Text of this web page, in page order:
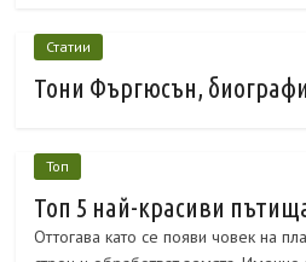
Статии
Тони Фъргюсън,
Топ
Топ 5 най-красиви
Оттогава като се появи човек на